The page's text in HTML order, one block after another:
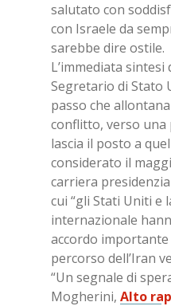
salutato con
con Israele da
sarebbe dire ostile.
L’immediata sintesi
Segretario di Stato
passo che
conflitto, verso una
lascia il posto a
considerato il
carriera
cui “gli Stati Uniti e
internazionale
accordo
percorso dell’Iran
“Un segnale di
Mogherini, Alto